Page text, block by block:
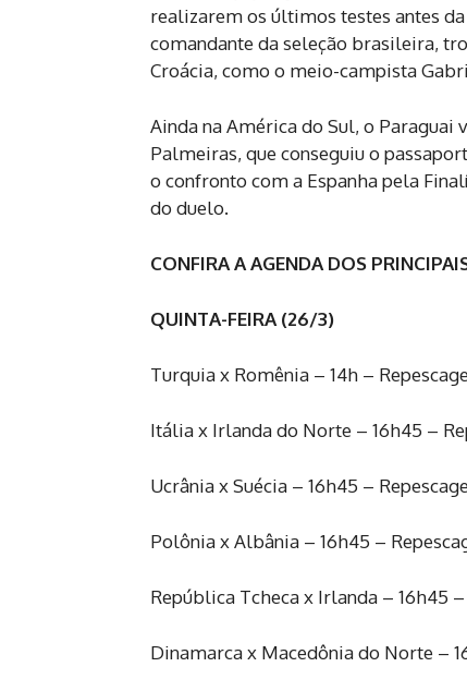
realizarem os últimos testes antes
comandante da seleção brasileira,
Croácia, como o meio-campista
Ainda na América do Sul, o
Palmeiras, que conseguiu o
o confronto com a Espanha pela
do duelo.
CONFIRA A AGENDA DOS
QUINTA-FEIRA (26/3)
Turquia x Romênia – 14h –
Itália x Irlanda do Norte – 16h45 –
Ucrânia x Suécia – 16h45 –
Polônia x Albânia – 16h45 –
República Tcheca x Irlanda – 16h45
Dinamarca x Macedônia do Norte –